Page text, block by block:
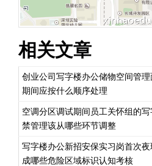
相关文章
创业公司写字楼办公储物空间管
期间应按什么顺序处理
空调分区调试期间员工关怀组的
禁管理该从哪些环节调整
写字楼办公新招安保实习岗首次
成哪些危险区域标识认知考核